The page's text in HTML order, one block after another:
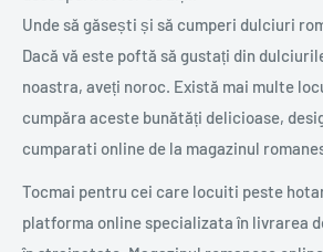
Unde să găsești și să cumperi dulciuri
Dacă vă este poftă să gustați din
noastra, aveți noroc. Există mai multe
cumpăra aceste bunătăți delicioase,
cumparati online de la magazinul
Tocmai pentru cei care locuiti peste
platforma online specializata în livrarea